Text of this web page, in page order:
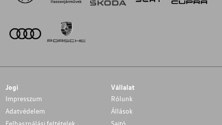
Jogi
Impresszum
Adatvédelem
Felhasználási feltételek
Vállalat
Rólunk
Állások
Sajtó